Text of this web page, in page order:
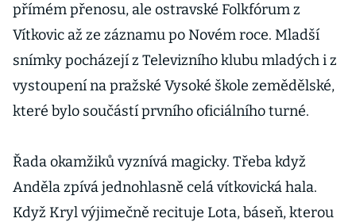
přímém přenosu, ale ostravské Folkfórum z
Vítkovic až ze záznamu po Novém roce. Mladší
snímky pocházejí z Televizního klubu mladých i z
vystoupení na pražské Vysoké škole zemědělské,
které bylo součástí prvního oficiálního turné.
Řada okamžiků vyznívá magicky. Třeba když
Anděla zpívá jednohlasně celá vítkovická hala.
Když Kryl výjimečně recituje Lota, báseň, kterou